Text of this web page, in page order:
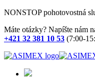
NONSTOP pohotovostná
Máte otázky? Napíšte nám
+421 32 381 10 53 (7:00-